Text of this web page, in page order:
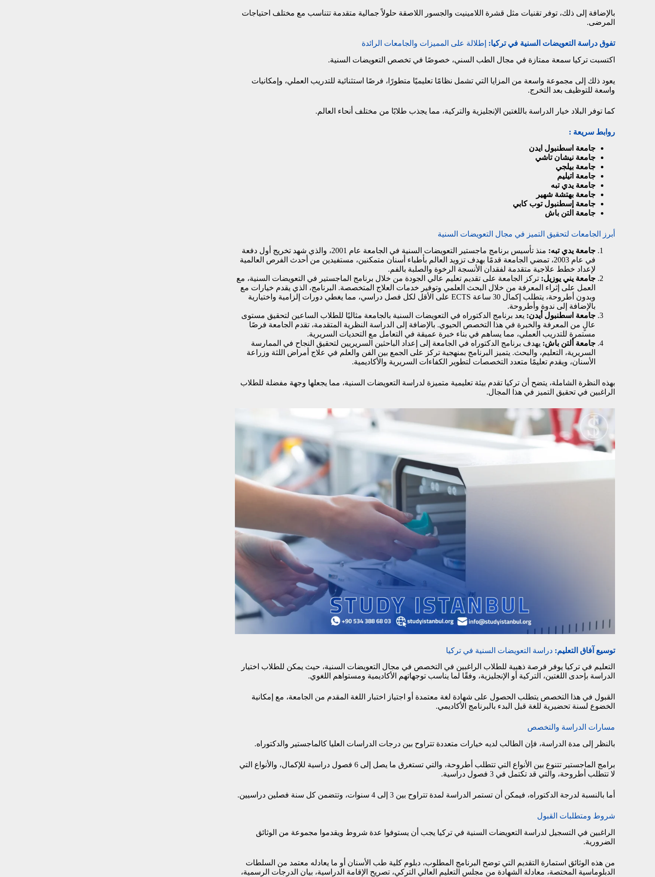
بالإضافة إلى ذلك، توفر تقنيات مثل قشرة اللامينيت والجسور اللاصقة حلولاً جمالية متقدمة تتناسب مع مختلف احتياجات
المرضى.
تفوق دراسة التعويضات السنية في تركيا: إطلالة على المميزات والجامعات الرائدة
اكتسبت تركيا سمعة ممتازة في مجال الطب السني، خصوصًا في تخصص التعويضات السنية.
يعود ذلك إلى مجموعة واسعة من المزايا التي تشمل نظامًا تعليميًا متطورًا، فرصًا استثنائية للتدريب العملي، وإمكانيات
واسعة للتوظيف بعد التخرج.
كما توفر البلاد خيار الدراسة باللغتين الإنجليزية والتركية، مما يجذب طلابًا من مختلف أنحاء العالم.
روابط سريعة :
جامعة اسطنبول ايدن
جامعة نيشان تاشي
جامعة بيلجي
جامعة اتيليم
جامعة يدي تبه
جامعة بهتشة شهير
جامعة إسطنبول توب كابي
جامعة التن باش
أبرز الجامعات لتحقيق التميز في مجال التعويضات السنية
جامعة يدي تبه:
منذ تأسيس برنامج ماجستير التعويضات السنية في الجامعة عام 2001، والذي شهد تخريج أول دفعة
في عام 2003، تمضي الجامعة قدمًا بهدف تزويد العالم بأطباء أسنان متمكنين، مستفيدين من أحدث الفرص العالمية
لإعداد خطط علاجية متقدمة لفقدان الأنسجة الرخوة والصلبة بالفم.
جامعة يني يوزيل: تركز الجامعة على تقديم تعليم عالي الجودة من خلال برنامج الماجستير في التعويضات السنية، مع
العمل على إثراء المعرفة من خلال البحث العلمي وتوفير خدمات العلاج المتخصصة. البرنامج، الذي يقدم خيارات مع
وبدون أطروحة، يتطلب إكمال 30 ساعة ECTS على الأقل لكل فصل دراسي، مما يغطي دورات إلزامية واختيارية
بالإضافة إلى ندوة وأطروحة.
جامعة اسطنبول أيدن: يعد برنامج الدكتوراه في التعويضات السنية بالجامعة مثاليًا للطلاب الساعين لتحقيق مستوى
عالٍ من المعرفة والخبرة في هذا التخصص الحيوي. بالإضافة إلى الدراسة النظرية المتقدمة، تقدم الجامعة فرصًا
مستمرة للتدريب العملي، مما يساهم في بناء خبرة عميقة في التعامل مع التحديات السريرية.
جامعة ألتن باش: يهدف برنامج الدكتوراه في الجامعة إلى إعداد الباحثين السريريين لتحقيق النجاح في الممارسة
السريرية، التعليم، والبحث. يتميز البرنامج بمنهجية تركز على الجمع بين الفن والعلم في علاج أمراض اللثة وزراعة
الأسنان، ويقدم تعليمًا متعدد التخصصات لتطوير الكفاءات السريرية والأكاديمية.
بهذه النظرة الشاملة، يتضح أن تركيا تقدم بيئة تعليمية متميزة لدراسة التعويضات السنية، مما يجعلها وجهة مفضلة للطلاب
الراغبين في تحقيق التميز في هذا المجال.
توسيع آفاق التعليم: دراسة التعويضات السنية في تركيا
التعليم في تركيا يوفر فرصة ذهبية للطلاب الراغبين في التخصص في مجال التعويضات السنية، حيث يمكن للطلاب اختيار
الدراسة بإحدى اللغتين، التركية أو الإنجليزية، وفقًا لما يناسب توجهاتهم الأكاديمية ومستواهم اللغوي.
القبول في هذا التخصص يتطلب الحصول على شهادة لغة معتمدة أو اجتياز اختبار اللغة المقدم من الجامعة، مع إمكانية
الخضوع لسنة تحضيرية للغة قبل البدء بالبرنامج الأكاديمي.
مسارات الدراسة والتخصص
بالنظر إلى مدة الدراسة، فإن الطالب لديه خيارات متعددة تتراوح بين درجات الدراسات العليا كالماجستير والدكتوراه.
ب
رامج الماجستير تتنوع بين الأنواع التي تتطلب أطروحة، والتي تستغرق ما يصل إلى 6 فصول دراسية للإكمال، والأنواع التي
لا تتطلب أطروحة، والتي قد تكتمل في 3 فصول دراسية.
أما بالنسبة لدرجة الدكتوراه، فيمكن أن تستمر الدراسة لمدة تتراوح بين 3 إلى 4 سنوات، وتتضمن كل سنة فصلين دراسيين.
شروط ومتطلبات القبول
الراغبين في التسجيل لدراسة التعويضات السنية في تركيا يجب أن يستوفوا عدة شروط ويقدموا مجموعة من الوثائق
الضرورية.
من هذه الوثائق استمارة التقديم التي توضح البرنامج المطلوب، دبلوم كلية طب الأسنان أو ما يعادله معتمد من السلطات
الدبلوماسية المختصة، معادلة الشهادة من مجلس التعليم العالي التركي، تصريح الإقامة الدراسية، بيان الدرجات الرسمية،